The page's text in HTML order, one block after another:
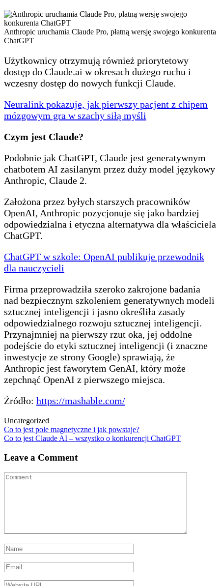
Anthropic uruchamia Claude Pro, płatną wersję swojego konkurenta
ChatGPT
Użytkownicy otrzymują również priorytetowy
dostęp do Claude.ai w okresach dużego ruchu i
wczesny dostęp do nowych funkcji Claude.
Neuralink pokazuje, jak pierwszy pacjent z chipem
mózgowym gra w szachy siłą myśli
Czym jest Claude?
Podobnie jak ChatGPT, Claude jest generatywnym
chatbotem AI zasilanym przez duży model językowy
Anthropic, Claude 2.
Założona przez byłych starszych pracowników
OpenAI, Anthropic pozycjonuje się jako bardziej
odpowiedzialna i etyczna alternatywa dla właściciela
ChatGPT.
ChatGPT w szkole: OpenAI publikuje przewodnik
dla nauczycieli
Firma przeprowadziła szeroko zakrojone badania
nad bezpiecznym szkoleniem generatywnych modeli
sztucznej inteligencji i jasno określiła zasady
odpowiedzialnego rozwoju sztucznej inteligencji.
Przynajmniej na pierwszy rzut oka, jej oddolne
podejście do etyki sztucznej inteligencji (i znaczne
inwestycje ze strony Google) sprawiają, że
Anthropic jest faworytem GenAI, który może
zepchnąć OpenAI z pierwszego miejsca.
Źródło: https://mashable.com/
Uncategorized
Post
navigation
Co to jest pole magnetyczne i jak powstaje?
Co to jest Claude AI – wszystko o konkurencji ChatGPT
Leave a Comment